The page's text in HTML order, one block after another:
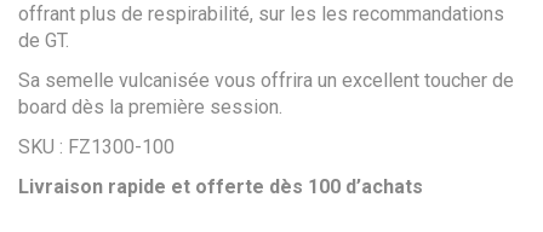
offrant plus de respirabilité, sur les les recommandations
de GT.
Sa semelle vulcanisée vous offrira un excellent toucher de
board dès la première session.
SKU : FZ1300-100
Livraison rapide et offerte dès 100 d’achats